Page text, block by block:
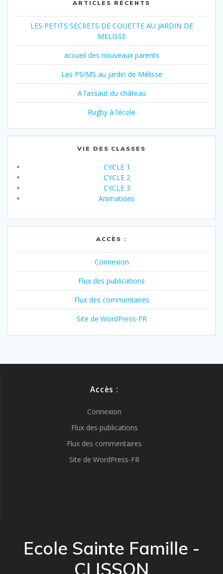
ARTICLES RÉCENTS
LES PETITS SECRETS DE COUETTE AU JARDIN DE
MELISSE
accueil des nouveaux parents
Les PS/MS au jardin de Mélisse
A l’assaut du château
Rugby à l’école
VIE DES CLASSES
CYCLE 1
CYCLE 2
CYCLE 3
Animations
ACCÈS :
Connexion
Flux des publications
Flux des commentaires
Site de WordPress-FR
Accès :
Connexion
Flux des publications
Flux des commentaires
Site de WordPress-FR
Ecole Sainte Famille -
CLISSON